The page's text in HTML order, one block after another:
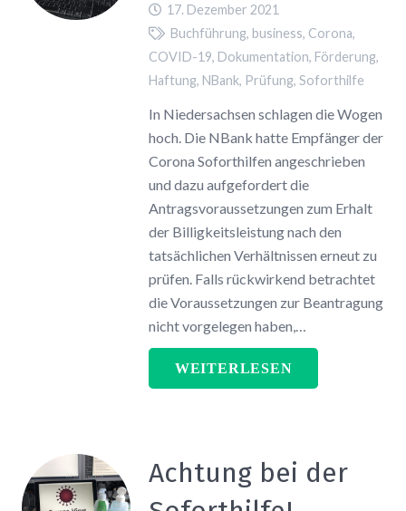
17. Dezember 2021
Buchführung, business, Corona,
COVID-19, Dokumentation, Förderung,
Haftung, NBank, Prüfung, Soforthilfe
In Niedersachsen schlagen die Wogen
hoch. Die NBank hatte Empfänger der
Corona Soforthilfen angeschrieben
und dazu aufgefordert die
Antragsvoraussetzungen zum Erhalt
der Billigkeitsleistung nach den
tatsächlichen Verhältnissen erneut zu
prüfen. Falls rückwirkend betrachtet
die Voraussetzungen zur Beantragung
nicht vorgelegen haben,…
WEITERLESEN
Achtung bei der